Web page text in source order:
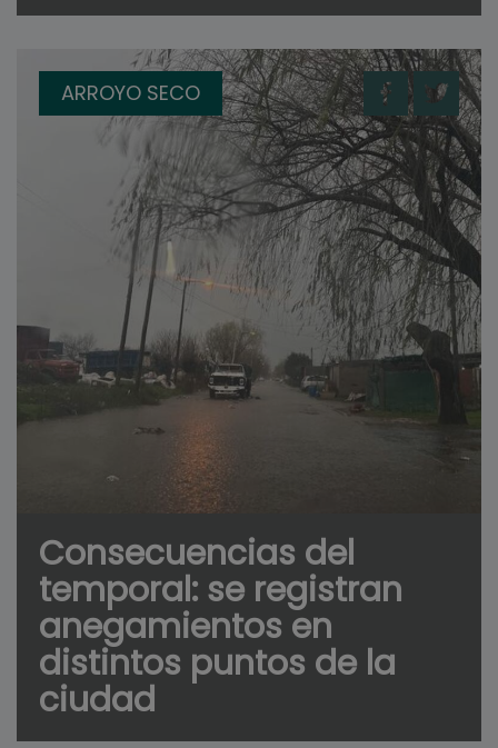
ARROYO SECO
Consecuencias del
temporal: se registran
anegamientos en
distintos puntos de la
ciudad